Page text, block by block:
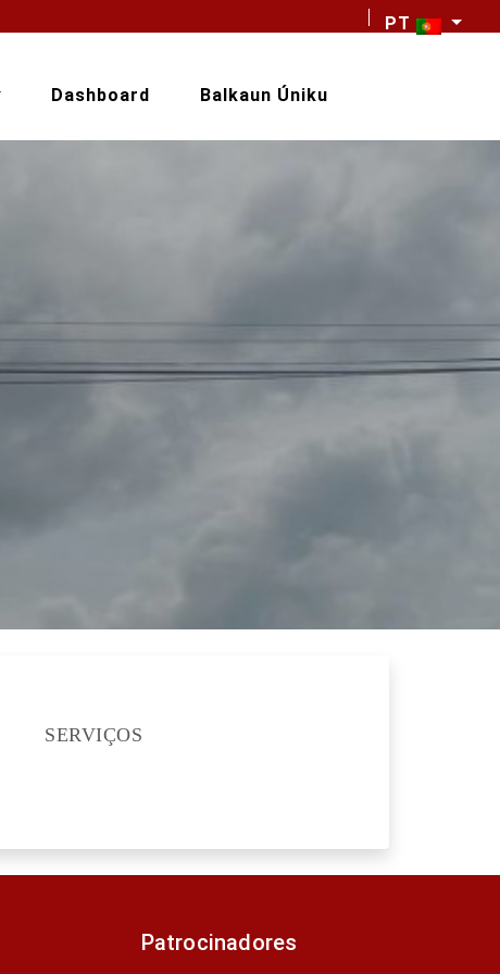
PT
Dashboard Balkaun Úniku
SERVIÇOS
Patrocinadores